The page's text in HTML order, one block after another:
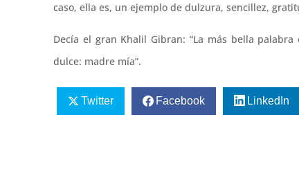
caso, ella es, un ejemplo de dulzura, sencillez,
Decía el gran Khalil Gibran: “La más bella
dulce: madre mía”.
Twitter Facebook LinkedIn